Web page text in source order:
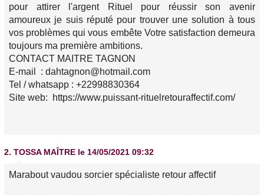
pour attirer l'argent Rituel pour réussir son avenir
amoureux je suis réputé pour trouver une solution à tous
vos problèmes qui vous embête Votre satisfaction demeura
toujours ma première ambitions.
CONTACT MAITRE TAGNON
E-mail : dahtagnon@hotmail.com
Tel / whatsapp : +22998830364
Site web: https://www.puissant-rituelretouraffectif.com/
2. TOSSA MAÎTRE le 14/05/2021 09:32
Marabout vaudou sorcier spécialiste retour affectif